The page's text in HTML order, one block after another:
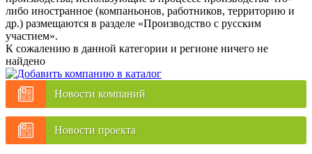
либо иностранное (компаньонов, работников, территорию и
др.) размещаются в разделе «Производство с русским
участием».
К сожалению в данной категории и регионе ничего не
найдено
Новости компаний
Новости проекта